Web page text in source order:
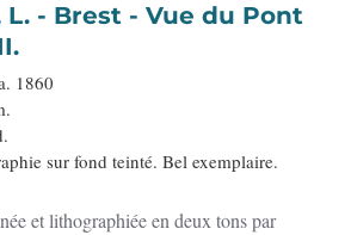
du Pont
1860
sur fond teinté. Bel exemplaire.
et lithographiée en deux tons par